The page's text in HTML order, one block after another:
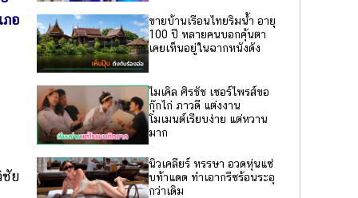
ภอ
ย
ขายบ้านเรือนไทยริมน้ำ อายุ
100 ปี หลายคนบอกคุ้นตา
เคยเห็นอยู่ในฉากหนังดัง
ไมเคิล ศิรชัช เซอร์ไพรส์ขอ
กุ๊กไก่ ภาวดี แต่งงาน
โมเมนต์เรียบง่าย แต่หวาน
มาก
นิวเคลียร์ หรรษา อวดหุ่นแซ่
บท้าแดด ทำเอากรีซร้อนระอุ
กว่าเดิม